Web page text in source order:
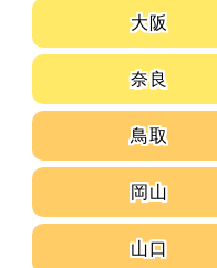
大阪
奈良
鳥取
岡山
山口